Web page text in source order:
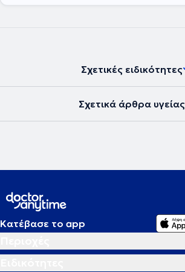
Σχετικές ειδικότητες
Σχετικά άρθρα υγείας
Κατέβασε το app